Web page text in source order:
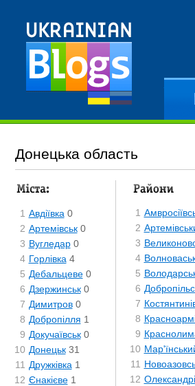
Донецька область
Міста
1 Авдіївка 0
2 Артемівськ0
3 Вугледар0
4 Горлівка 4
5 Дебальцеве0
6 Дзержинськ0
7 Димитров0
8 Добропілля 1
9 Докучаївськ0
10 Донецьк31
11 Дружківка 1
12 Єнакієве1
Райони
1
2
3
4
5
6
7
8
9
10
11
12